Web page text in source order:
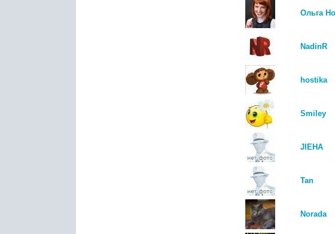
Ольга
NadinR
hostika
Smiley
JIEHA
Tan
Norada